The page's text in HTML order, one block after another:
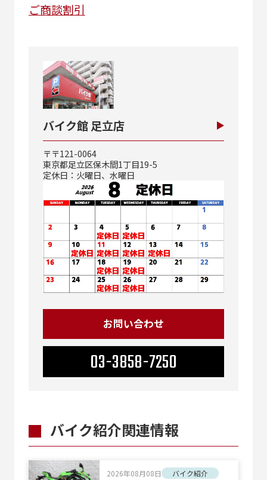
ご商談割引
バイク館 足立店
〒〒121-0064
東京都足立区保木間1丁目19-5
定休日：火曜日、水曜日
お問い合わせ
03-3858-7250
バイク紹介関連情報
2026年08月08日
バイク紹介